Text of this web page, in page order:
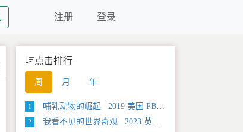
注册 登录
点击排行
周 月 年
1 哺乳动物的崛起 2019 美国 PBS 自然类纪录片
2 我看不见的世界奇观 2023 英国 旅行类纪录片